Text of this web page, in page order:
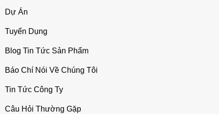
Dự Án
Tuyển Dụng
Blog Tin Tức Sản Phẩm
Báo Chí Nói Về Chúng Tôi
Tin Tức Công Ty
Câu Hỏi Thường Gặp